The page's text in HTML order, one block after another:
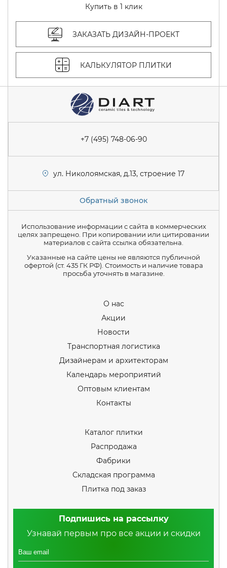
Купить в 1 клик
ЗАКАЗАТЬ ДИЗАЙН-ПРОЕКТ
КАЛЬКУЛЯТОР ПЛИТКИ
+7 (495) 748-06-90
ул. Николоямская, д.13, строение 17
Обратный звонок
Использование информации с сайта в коммерческих
целях запрещено. При копировании или цитировании
материалов с сайта ссылка обязательна.
Указанные на сайте цены не являются публичной
офертой (ст. 435 ГК РФ). Стоимость и наличие товара
просьба уточнять в магазине.
О нас
Акции
Новости
Транспортная логистика
Дизайнерам и архитекторам
Календарь мероприятий
Оптовым клиентам
Контакты
Каталог плитки
Распродажа
Фабрики
Складская программа
Плитка под заказ
Подпишись на рассылку
Узнавай первым про все акции и скидки